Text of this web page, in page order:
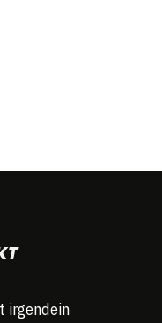
irgendein